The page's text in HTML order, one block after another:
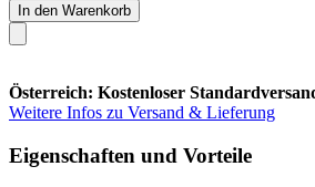
In den Warenkorb
Österreich: Kostenloser
Weitere Infos zu Versand & Lieferung
Eigenschaften und Vorteile